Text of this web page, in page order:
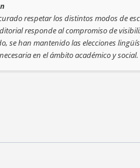
respetar los distintos modos de
responde al compromiso de
se han mantenido las elecciones
en el ámbito académico y social.